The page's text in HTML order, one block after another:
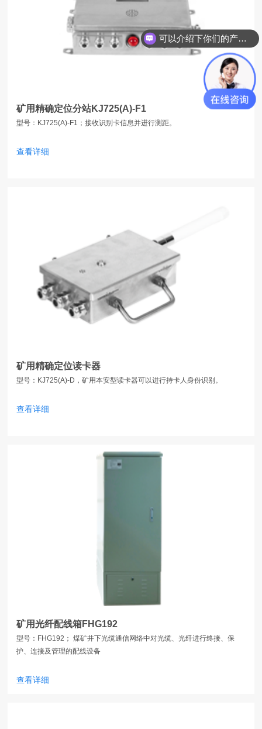
矿用精确定位分站KJ725(A)-F1
型号：KJ725(A)-F1；接收识别卡信息并进行测距。
查看详细
矿用精确定位读卡器
型号：KJ725(A)-D，矿用本安型读卡器可以进行持卡人身份识别。
查看详细
矿用光纤配线箱FHG192
型号：FHG192； 煤矿井下光缆通信网络中对光缆、光纤进行终接、保
护、连接及管理的配线设备
查看详细
可以介绍下你们的产品么？